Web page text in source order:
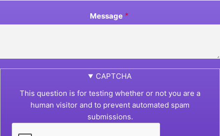
Message
CAPTCHA
This question is for testing whether or not you are a
human visitor and to prevent automated spam
submissions.